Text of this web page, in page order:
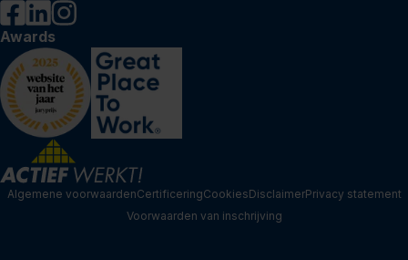
Awards
Algemene voorwaardenCertificeringCookiesDisclaimerPrivacy statement
Voorwaarden van inschrijving